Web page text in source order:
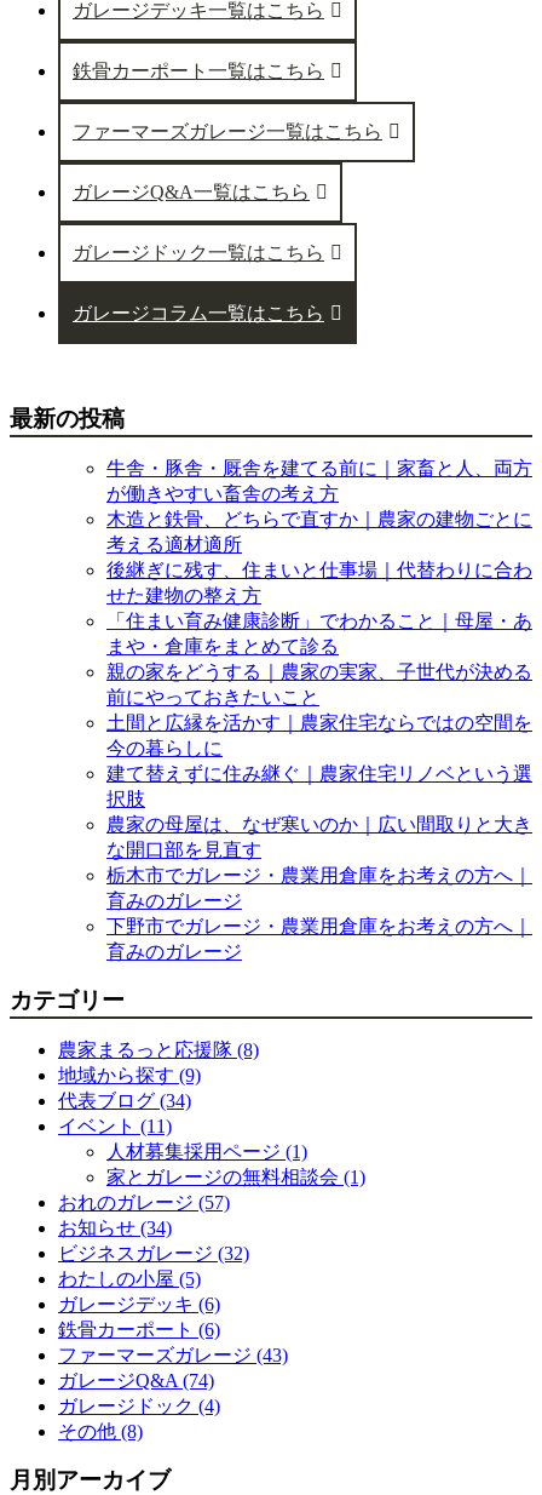
ガレージデッキ一覧はこちら
鉄骨カーポート一覧はこちら
ファーマーズガレージ一覧はこちら
ガレージQ&A一覧はこちら
ガレージドック一覧はこちら
ガレージコラム一覧はこちら
最新の投稿
牛舎・豚舎・厩舎を建てる前に｜家畜と人、両方
が働きやすい畜舎の考え方
木造と鉄骨、どちらで直すか｜農家の建物ごとに
考える適材適所
後継ぎに残す、住まいと仕事場｜代替わりに合わ
せた建物の整え方
「住まい育み健康診断」でわかること｜母屋・あ
まや・倉庫をまとめて診る
親の家をどうする｜農家の実家、子世代が決める
前にやっておきたいこと
土間と広縁を活かす｜農家住宅ならではの空間を
今の暮らしに
建て替えずに住み継ぐ｜農家住宅リノベという選
択肢
農家の母屋は、なぜ寒いのか｜広い間取りと大き
な開口部を見直す
栃木市でガレージ・農業用倉庫をお考えの方へ｜
育みのガレージ
下野市でガレージ・農業用倉庫をお考えの方へ｜
育みのガレージ
カテゴリー
農家まるっと応援隊 (8)
地域から探す (9)
代表ブログ (34)
イベント (11)
人材募集採用ページ (1)
家とガレージの無料相談会 (1)
おれのガレージ (57)
お知らせ (34)
ビジネスガレージ (32)
わたしの小屋 (5)
ガレージデッキ (6)
鉄骨カーポート (6)
ファーマーズガレージ (43)
ガレージQ&A (74)
ガレージドック (4)
その他 (8)
月別アーカイブ